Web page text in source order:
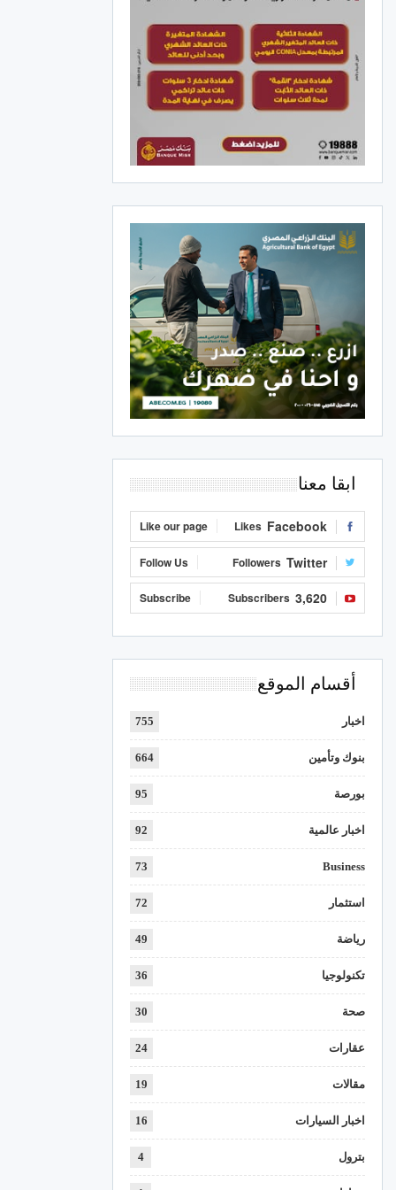
ابقا معنا
Facebook
Likes
Like our page
Twitter
Followers
Follow Us
3,620
Subscribers
Subscribe
أقسام الموقع
اخبار 755
بنوك وتأمين 664
بورصة 95
اخبار عالمية 92
Business
73
استثمار 72
رياضة 49
تكنولوجيا 36
صحة 30
عقارات 24
مقالات 19
اخبار السيارات 16
بترول 4